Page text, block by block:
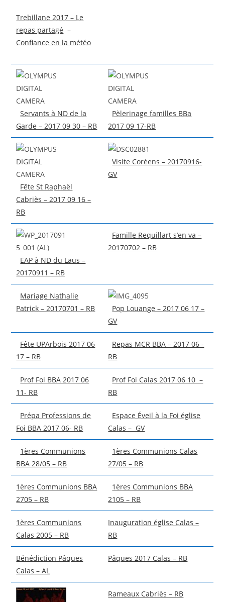
Trebillane 2017 – Le
repas partagé –
Confiance en la météo
Servants à ND de la
Garde – 2017 09 30 – RB
Pèlerinage familles BBa
2017 09 17-RB
Fête St Raphaël
Cabriès – 2017 09 16 –
RB
Visite Coréens – 20170916-
GV
EAP à ND du Laus –
20170911 – RB
Famille Requillart s’en va –
20170702 – RB
Mariage Nathalie
Patrick – 20170701 – RB
Pop Louange – 2017 06 17 –
GV
Fête UPArbois 2017 06
17 – RB
Repas MCR BBA – 2017 06 -
RB
Prof Foi BBA 2017 06
11- RB
Prof Foi Calas 2017 06 10 –
RB
Prépa Professions de
Foi BBA 2017 06- RB
Espace Éveil à la Foi église
Calas – GV
1ères Communions
BBA 28/05 – RB
1ères Communions Calas
27/05 – RB
1ères Communions BBA
2705 – RB
1ères Communions BBA
2105 – RB
1ères Communions
Calas 2005 – RB
Inauguration église Calas –
RB
Bénédiction Pâques
Calas – AL
Pâques 2017 Calas – RB
Rameaux Cabriès – RB